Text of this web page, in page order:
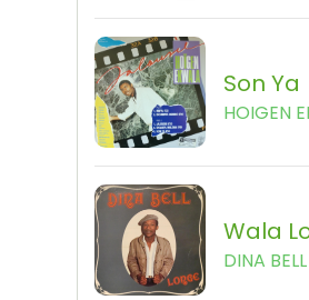
Son Ya
HOIGEN
Wala
DINA BELL